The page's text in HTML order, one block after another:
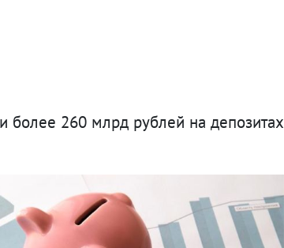
более 260 млрд рублей на депозитах